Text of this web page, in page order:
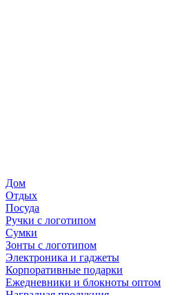
Дом
Отдых
Посуда
Ручки с логотипом
Сумки
Зонты с логотипом
Электроника и гаджеты
Корпоративные подарки
Ежедневники и блокноты оптом